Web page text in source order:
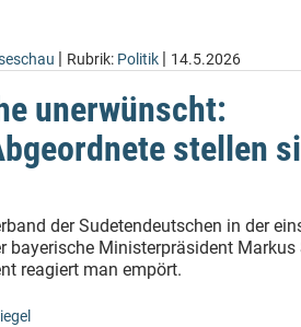
| Rubrik: Politik | 14.5.2026
unerwünscht:
stellen
der Sudetendeutschen in der
bayerische Ministerpräsident Markus
reagiert man empört.